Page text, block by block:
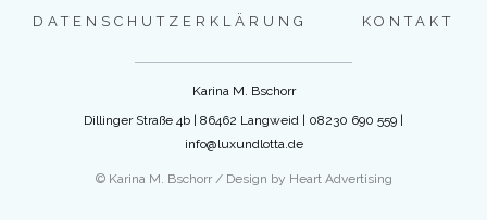
DATENSCHUTZERKLÄRUNG KONTAKT
Karina M. Bschorr
Dillinger Straße 4b | 86462 Langweid | 08230 690 559 |
info@luxundlotta.de
© Karina M. Bschorr / Design by Heart Advertising